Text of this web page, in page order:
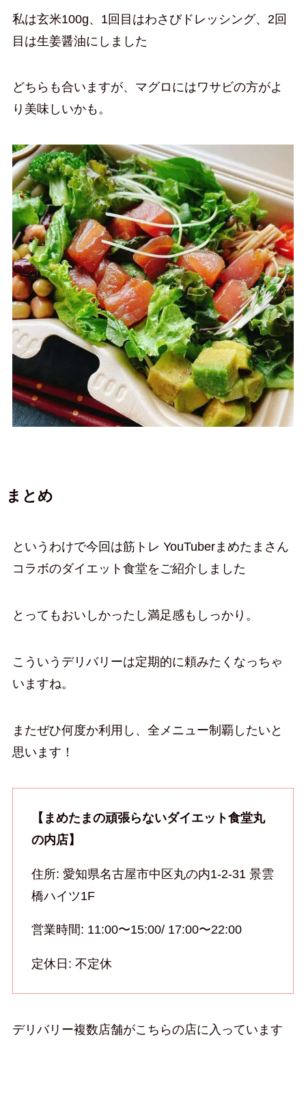
私は玄米100g、1回目はわさびドレッシング、2回
目は生姜醤油にしました
どちらも合いますが、マグロにはワサビの方がよ
り美味しいかも。
まとめ
というわけで今回は筋トレ YouTuberまめたまさん
コラボのダイエット食堂をご紹介しました
とってもおいしかったし満足感もしっかり。
こういうデリバリーは定期的に頼みたくなっちゃ
いますね。
またぜひ何度か利用し、全メニュー制覇したいと
思います！
【まめたまの頑張らないダイエット食堂丸
の内店】
住所: 愛知県名古屋市中区丸の内1-2-31 景雲
橋ハイツ1F
営業時間: 11:00〜15:00/ 17:00〜22:00
定休日: 不定休
デリバリー複数店舗がこちらの店に入っています